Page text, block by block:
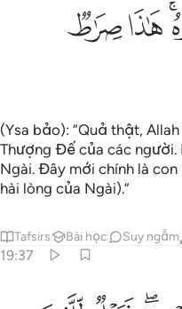
٣٦
صِرَٰطٌۭ مُّسْتَقِيمٌۭ ٣٦
ﳃﳄ
(Ysa bảo): “Quả thật,
Thượng Đế của các
Ngài. Đây mới chính là
hài lòng của Ngài).”
Tafsirs Bài học Suy ngẫm
19:37
من مشهد يوم عظيم ٣٧